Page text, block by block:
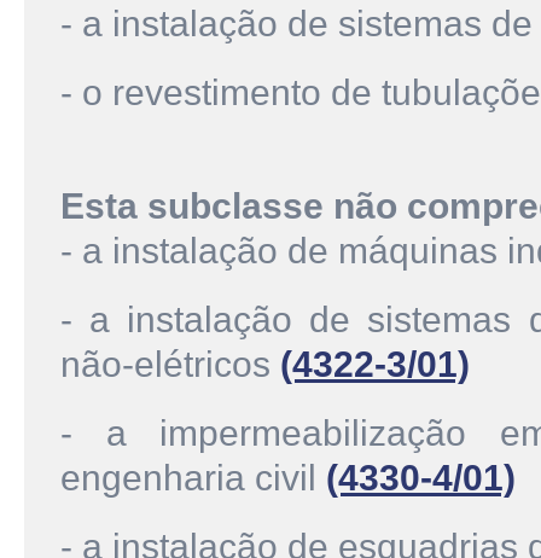
- a instalação de sistemas
- o revestimento de
Esta subclasse não
- a instalação de máquinas
- a instalação de sistemas
não-elétricos (4322-3/01)
- a impermeabilização
engenharia civil (4330-4/01)
- a instalação de esquadrias